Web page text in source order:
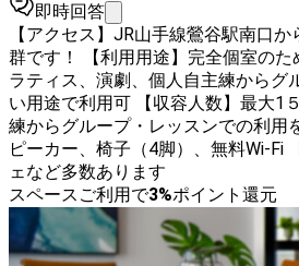
即時回答
【アクセス】JR山手線鶯谷駅南口
群です！ 【利用用途】完全個室のため、ダンス、ヨガ、ピ
ラティス、演劇、個人自主練からグ
い用途で利用可 【収容人数】最大1５名収容可能 個人自主
練からグループ・レッスンでの利用をオスス
ピーカー、椅子（4脚）、無料Wi-Fi 【周辺】コンビニ・カフ
ェなど多数あります
スペースご利用で3%ポイント還元